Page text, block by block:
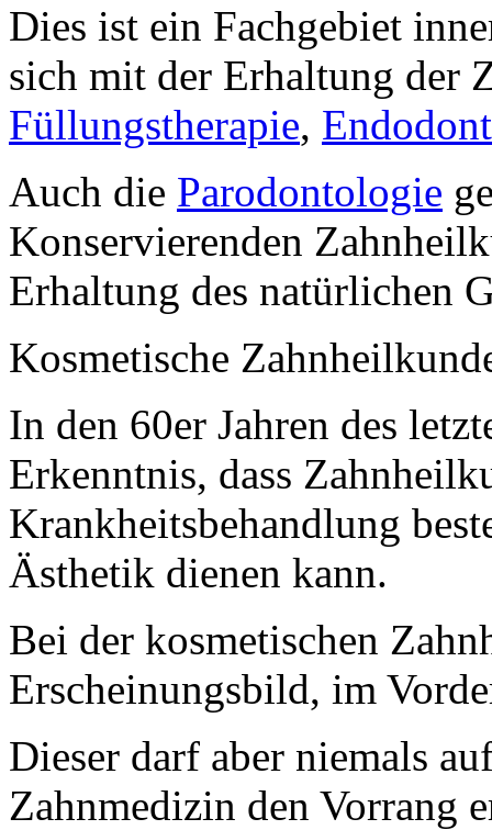
Dies ist ein Fachgebiet
sich mit der Erhaltung der
Füllungstherapie,
Auch die Parodontologie
Konservierenden
Erhaltung des natürlichen
Kosmetische
In den 60er Jahren des
Erkenntnis, dass
Krankheitsbehandlung
Ästhetik dienen kann.
Bei der kosmetischen
Erscheinungsbild, im
Dieser darf aber niemals
Zahnmedizin den Vorrang